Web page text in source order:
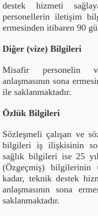
destek hizmeti
personellerin iletişim
ermesinden itibaren 90
Diğer (vize) Bilgileri
Misafir personelin
anlaşmasının sona
ile saklanmaktadır.
Özlük Bilgileri
Sözleşmeli çalışan ve
bilgileri iş ilişkisinin
sağlık bilgileri ise 25
(Özgeçmiş) bilgilerinin
kadar, teknik destek
anlaşmasının sona
saklanmaktadır.